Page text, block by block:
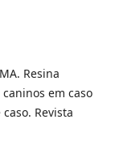
Resina
em caso
Revista